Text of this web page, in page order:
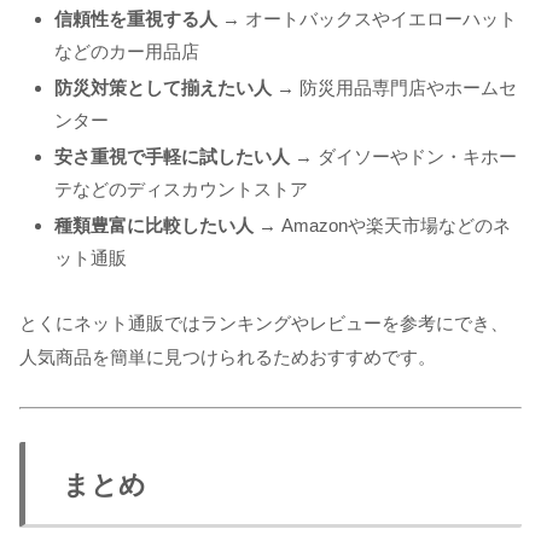
信頼性を重視する人 → オートバックスやイエローハット
などのカー用品店
防災対策として揃えたい人 → 防災用品専門店やホームセ
ンター
安さ重視で手軽に試したい人 → ダイソーやドン・キホー
テなどのディスカウントストア
種類豊富に比較したい人 → Amazonや楽天市場などのネ
ット通販
とくにネット通販ではランキングやレビューを参考にでき、
人気商品を簡単に見つけられるためおすすめです。
まとめ